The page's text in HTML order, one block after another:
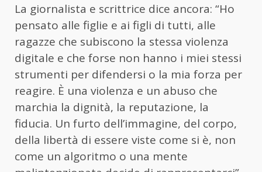
La giornalista e scrittrice dice ancora: “Ho
pensato alle figlie e ai figli di tutti, alle
ragazze che subiscono la stessa violenza
digitale e che forse non hanno i miei stessi
strumenti per difendersi o la mia forza per
reagire. È una violenza e un abuso che
marchia la dignità, la reputazione, la
fiducia. Un furto dell’immagine, del corpo,
della libertà di essere viste come si è, non
come un algoritmo o una mente